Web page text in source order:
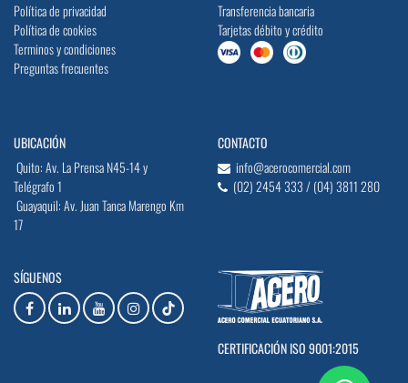
Política de privacidad
Política de cookies
Terminos y condiciones
Preguntas frecuentes
Transferencia bancaria
Tarjetas débito y crédito
UBICACIÓN
Quito: Av. La Prensa N45-14 y
Telégrafo 1
Guayaquil: Av. Juan Tanca Marengo Km
17
CONTACTO
info@acerocomercial.com
(02) 2454 333 / (04) 3811 280
SÍGUENOS
CERTIFICACIÓN ISO 9001:2015